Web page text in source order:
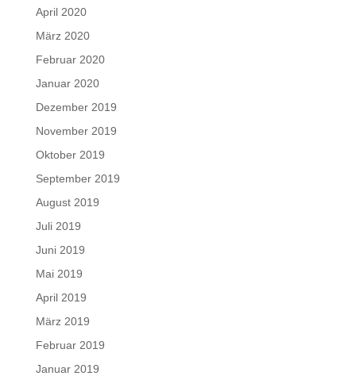
April 2020
März 2020
Februar 2020
Januar 2020
Dezember 2019
November 2019
Oktober 2019
September 2019
August 2019
Juli 2019
Juni 2019
Mai 2019
April 2019
März 2019
Februar 2019
Januar 2019